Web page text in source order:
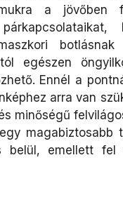
a jövőben
botlásnak
egészen
Ennél a
arra van
minőségű
magabiztosabb
emellett fel